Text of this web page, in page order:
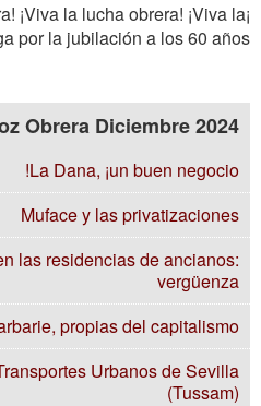
¡Viva la lucha obrera! ¡Viva la
por la jubilación a los 60 años!
Obrera Diciembre 2024
La Dana, ¡un buen negocio!
Muface y las privatizaciones
las residencias de ancianos:
vergüenza
propias del capitalismo
Urbanos de Sevilla
(Tussam)